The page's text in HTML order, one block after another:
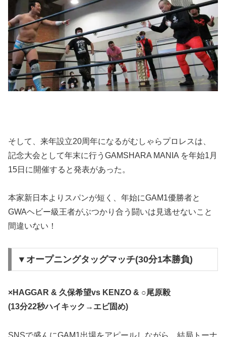
そして、来年設立20周年になるがむしゃらプロレスは、
記念大会として年末に行うGAMSHARA MANIA を年始1月
15日に開催すると発表があった。
本家新日本よりスパンが短く、年始にGAM1優勝者と
GWAヘビー級王者がぶつかり合う闘いは見逃せないこと
間違いない！
▼オープニングタッグマッチ(30分1本勝負)
×HAGGAR & 久保希望vs KENZO & ○尾原毅
(13分22秒ハイキック→エビ固め)
SNSで盛んにGAM1出場をアピールしながら、結局トーナ